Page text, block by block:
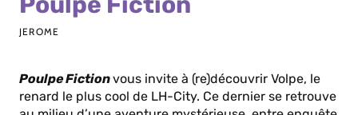
JEROME
Poulpe Fictionvous invite à (re)découvrir Volpe, le
renard le plus cool de LH-City. Ce dernier se retrouve